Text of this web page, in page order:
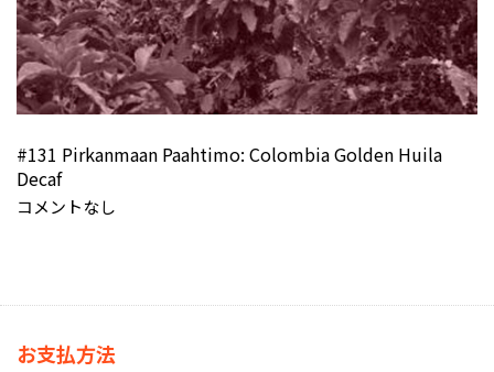
#131 Pirkanmaan Paahtimo: Colombia Golden Huila
Decaf
コメントなし
お支払方法